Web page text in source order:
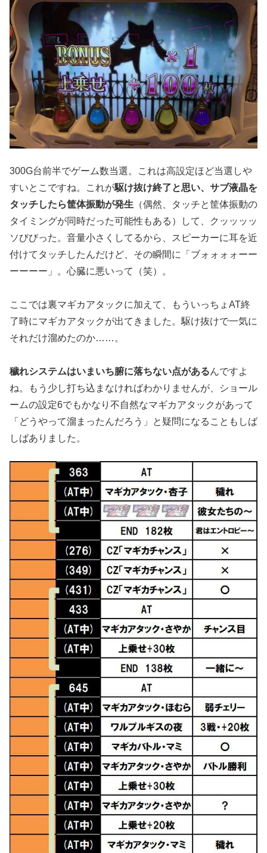
300G台前半でゲーム数当選。これは高設定ほど当選しや
すいとこですね。これが駆け抜け終了と思い、サブ液晶を
タッチしたら筐体振動が発生 （偶然、タッチと筐体振動の
タイミングが同時だった可能性もある）して、クッッッッ
ソびびった。音量小さくしてるから、スピーカーに耳を近
付けてタッチしたんだけど、その瞬間に「ブォォォォーー
ーーーー」。心臓に悪いって（笑）。
ここでは裏マギカアタックに加えて、もういっちょAT終
了時にマギカアタックが出てきました。駆け抜けで一気に
それだけ溜めたのか……。
穢れシステムはいまいち腑に落ちない点があるんですよ
ね。もう少し打ち込まなければわかりませんが、ショール
ームの設定6でもかなり不自然なマギカアタックがあって
「どうやって溜まったんだろう」と疑問になることもしば
しばありました。